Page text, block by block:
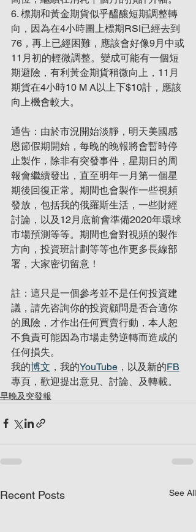
6. 標期和黃金期貨似乎醞釀短期調整轉
向，因為在4小時圖上標期RSI已經去到
76，再上已經困難，應該會好像9月中或
11月初的輕微調整。變成可能有一個短
期避險，有利黃金期貨稍微向上，11月
期貨在4小時10 M A以上下$10計，應該
向上機會較大。
通告：由於市況開始淡靜，明天美國感
恩節假期開始，每晚的晚報將會暫時停
止製作，除非有突發事件，星期日的周
報會繼續發出，直至明年一月第一個星
期後回復正常。期間也會製作一些視頻
發放，包括我的俄羅斯生活，一些財經
討論，以及12月底前會準備2020年環球
市場預測等等。期間也會對視頻的製作
方向，投資班計劃等等也作更多長線部
署，大家密切留意！
註：這只是一個參考並不是任何投資建
議，請先咨詢你的投資顧問是否合適你
的風險，才作出任何買賣行動，本人恕
不負責可能因為市場走勢逆轉而造成的
任何損失。
我的博文 ，我的YouTube ，以及新的FB
專頁，歡迎提出意見、討論、及轉載。
早晚及突發報
Recent Posts See All